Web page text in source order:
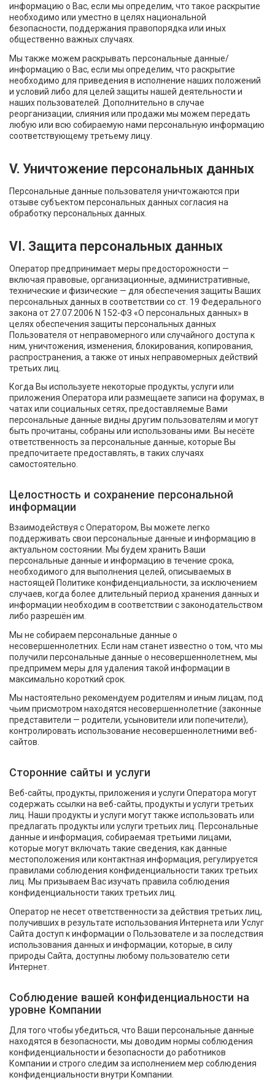
информацию о Вас, если мы определим, что такое раскрытие
необходимо или уместно в целях национальной
безопасности, поддержания правопорядка или иных
общественно важных случаях.
Мы также можем раскрывать персональные данные/
информацию о Вас, если мы определим, что раскрытие
необходимо для приведения в исполнение наших положений
и условий либо для целей защиты нашей деятельности и
наших пользователей. Дополнительно в случае
реорганизации, слияния или продажи мы можем передать
любую или всю собираемую нами персональную информацию
соответствующему третьему лицу.
V. Уничтожение персональных данных
Персональные данные пользователя уничтожаются при
отзыве субъектом персональных данных согласия на
обработку персональных данных.
VI. Защита персональных данных
Оператор предпринимает меры предосторожности —
включая правовые, организационные, административные,
технические и физические — для обеспечения защиты Ваших
персональных данных в соответствии со ст. 19 Федерального
закона от 27.07.2006 N 152-ФЗ «О персональных данных» в
целях обеспечения защиты персональных данных
Пользователя от неправомерного или случайного доступа к
ним, уничтожения, изменения, блокирования, копирования,
распространения, а также от иных неправомерных действий
третьих лиц.
Когда Вы используете некоторые продукты, услуги или
приложения Оператора или размещаете записи на форумах, в
чатах или социальных сетях, предоставляемые Вами
персональные данные видны другим пользователям и могут
быть прочитаны, собраны или использованы ими. Вы несёте
ответственность за персональные данные, которые Вы
предпочитаете предоставлять, в таких случаях
самостоятельно.
Целостность и сохранение персональной
информации
Взаимодействуя с Оператором, Вы можете легко
поддерживать свои персональные данные и информацию в
актуальном состоянии. Мы будем хранить Ваши
персональные данные и информацию в течение срока,
необходимого для выполнения целей, описываемых в
настоящей Политике конфиденциальности, за исключением
случаев, когда более длительный период хранения данных и
информации необходим в соответствии с законодательством
либо разрешён им.
Мы не собираем персональные данные о
несовершеннолетних. Если нам станет известно о том, что мы
получили персональные данные о несовершеннолетнем, мы
предпримем меры для удаления такой информации в
максимально короткий срок.
Мы настоятельно рекомендуем родителям и иным лицам, под
чьим присмотром находятся несовершеннолетние (законные
представители — родители, усыновители или попечители),
контролировать использование несовершеннолетними веб-
сайтов.
Сторонние сайты и услуги
Веб-сайты, продукты, приложения и услуги Оператора могут
содержать ссылки на веб-сайты, продукты и услуги третьих
лиц. Наши продукты и услуги могут также использовать или
предлагать продукты или услуги третьих лиц. Персональные
данные и информация, собираемая третьими лицами,
которые могут включать такие сведения, как данные
местоположения или контактная информация, регулируется
правилами соблюдения конфиденциальности таких третьих
лиц. Мы призываем Вас изучать правила соблюдения
конфиденциальности таких третьих лиц.
Оператор не несет ответственности за действия третьих лиц,
получивших в результате использования Интернета или Услуг
Сайта доступ к информации о Пользователе и за последствия
использования данных и информации, которые, в силу
природы Сайта, доступны любому пользователю сети
Интернет.
Соблюдение вашей конфиденциальности на
уровне Компании
Для того чтобы убедиться, что Ваши персональные данные
находятся в безопасности, мы доводим нормы соблюдения
конфиденциальности и безопасности до работников
Компании и строго следим за исполнением мер соблюдения
конфиденциальности внутри Компании.